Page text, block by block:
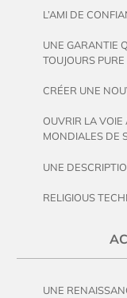
L’AMI DE
UNE GARANTIE
TOUJOURS PURE
CRÉER UNE
OUVRIR LA VOIE
MONDIALES DE
UNE
RELIGIOUS
UNE